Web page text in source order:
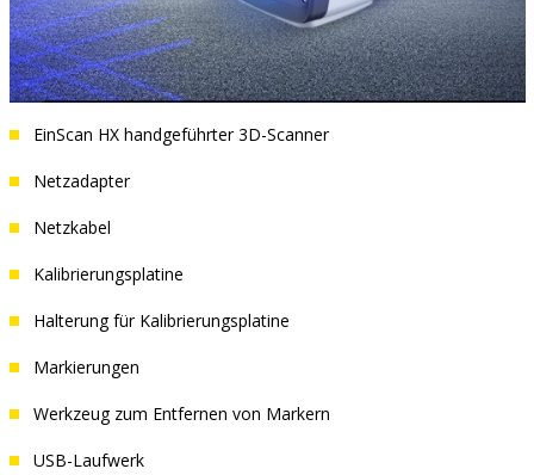
EinScan HX handgeführter 3D-Scanner
Netzadapter
Netzkabel
Kalibrierungsplatine
Halterung für Kalibrierungsplatine
Markierungen
Werkzeug zum Entfernen von Markern
USB-Laufwerk